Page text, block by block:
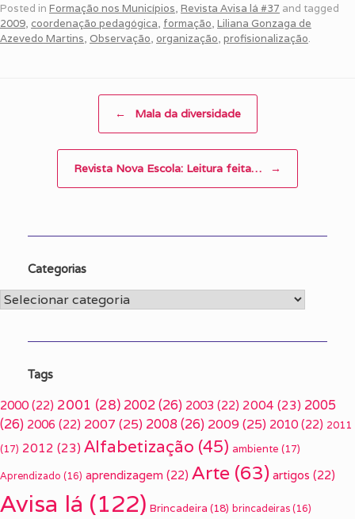
Posted in Formação nos Municípios, Revista Avisa lá #37 and tagged
2009, coordenação pedagógica, formação, Liliana Gonzaga de
Azevedo Martins, Observação, organização, profisionalização.
← Mala da diversidade
Revista Nova Escola: Leitura feita… →
Categorias
Categorias
Tags
2000 (22) 2001 (28) 2002(26) 2003 (22) 2004 (23) 2005
(26) 2006 (22) 2007 (25) 2008(26) 2009(25) 2010 (22) 2011
(17) 2012 (23) Alfabetização (45) ambiente (17)
Aprendizado (16) aprendizagem (22) Arte (63) artigos (22)
Avisa lá (122) Brincadeira (18) brincadeiras (16)